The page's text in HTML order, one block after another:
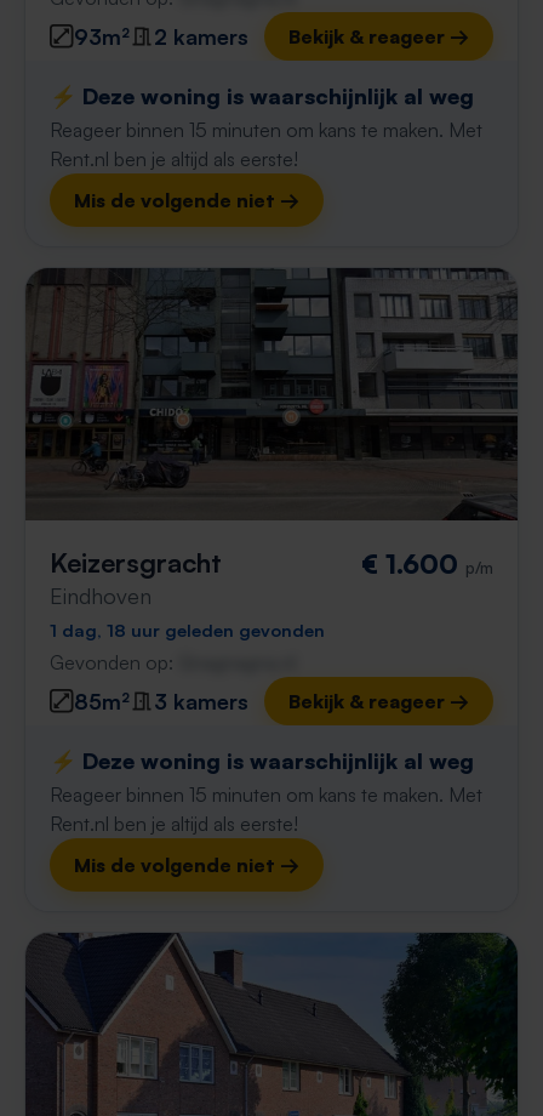
93m² 2 kamers Bekijk & reageer →
⚡️ Deze woning is waarschijnlijk al weg
Reageer binnen 15 minuten om kans te maken. Met
Rent.nl ben je altijd als eerste!
Mis de volgende niet →
Keizersgracht
Eindhoven
€ 1.600 p/m
1 dag, 18 uur geleden gevonden
Gevonden op:
85m² 3 kamers Bekijk & reageer →
⚡️ Deze woning is waarschijnlijk al weg
Reageer binnen 15 minuten om kans te maken. Met
Rent.nl ben je altijd als eerste!
Mis de volgende niet →